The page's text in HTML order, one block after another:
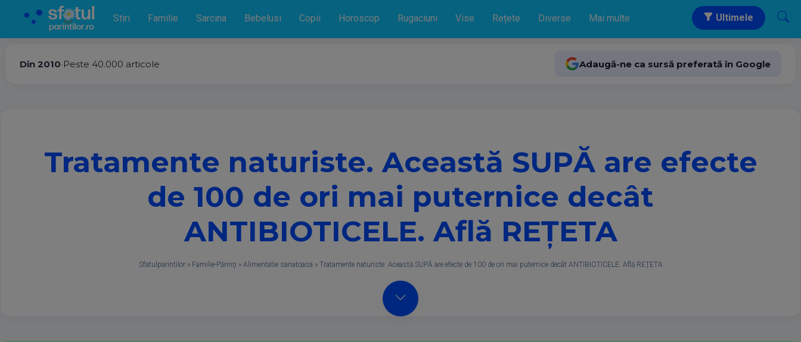
Stiri Familie Sarcina Bebelusi Copii Horoscop Rugaciuni Vise Rețete Diverse Mai multe Ultimele
Din 2010•Peste 40.000 articole Adaugă-ne ca sursă preferată în Google
Tratamente naturiste. Această SUPĂ are efecte
de 100 de ori mai puternice decât
ANTIBIOTICELE. Află REȚETA
Sfatulparintilor» Familie-Părinţi » Alimentatie sanatoasa » Tratamente naturiste. Această SUPĂ are efecte de 100 de ori mai puternice decât ANTIBIOTICELE. Află REȚETA